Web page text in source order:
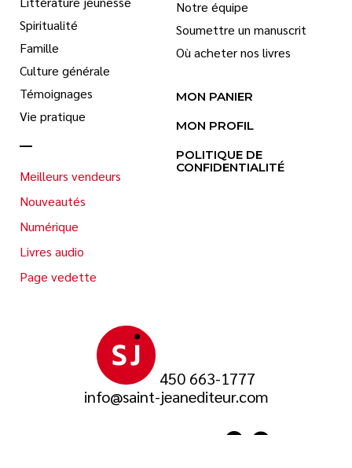
450 663-1777
info@saint-jeanediteur.com
Spiritualité
Famille
Culture générale
Témoignages
Vie pratique
Meilleurs vendeurs
Nouveautés
Numérique
Livres audio
Page vedette
Notre équipe
Soumettre un manuscrit
Où acheter nos livres
MON PANIER
MON PROFIL
POLITIQUE DE
CONFIDENTIALITÉ